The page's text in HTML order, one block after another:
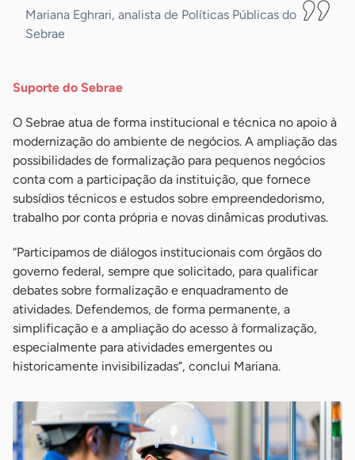
Mariana Eghrari, analista de Políticas Públicas do
Sebrae
Suporte do Sebrae
O Sebrae atua de forma institucional e técnica no apoio à
modernização do ambiente de negócios. A ampliação das
possibilidades de formalização para pequenos negócios
conta com a participação da instituição, que fornece
subsídios técnicos e estudos sobre empreendedorismo,
trabalho por conta própria e novas dinâmicas produtivas.
“Participamos de diálogos institucionais com órgãos do
governo federal, sempre que solicitado, para qualificar
debates sobre formalização e enquadramento de
atividades. Defendemos, de forma permanente, a
simplificação e a ampliação do acesso à formalização,
especialmente para atividades emergentes ou
historicamente invisibilizadas”, conclui Mariana.